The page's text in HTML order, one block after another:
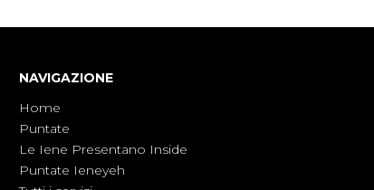
NAVIGAZIONE
Home
Puntate
Le Iene Presentano Inside
Puntate Ieneyeh